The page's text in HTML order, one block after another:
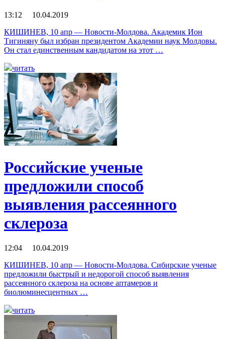
13:12 10.04.2019
КИШИНЕВ, 10 апр — Новости-Молдова. Академик Ион
Тигиняну был избран президентом Академии наук Молдовы.
Он стал единственным кандидатом на этот …
читать
Российские ученые
предложили способ
выявления рассеянного
склероза
12:04 10.04.2019
КИШИНЕВ, 10 апр — Новости-Молдова. Сибирские ученые
предложили быстрый и недорогой способ выявления
рассеянного склероза на основе аптамеров и
биолюминесцентных …
читать